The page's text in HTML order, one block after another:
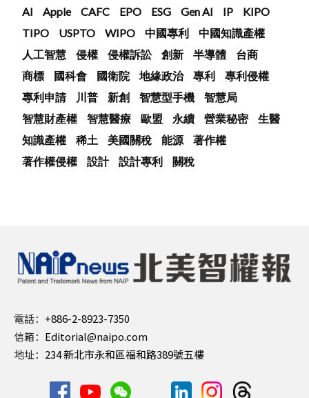
AI Apple CAFC EPO ESG Gen AI IP
KIPO
TIPO
USPTO WIPO 中國專利
中國知識產權
人工智慧
侵權 侵權訴訟 創新 半導體
台商
商標
國科會 國衛院 地緣政治 專利
專利侵權
專利申請
川普 新創 智慧型手機
智慧局
智慧財產權
智慧醫療 歐盟 永續 營業秘密
生醫
知識產權
稀土 美國關稅 能源
著作權
著作權侵權
設計 設計專利 關稅
電話： +886-2-8923-7350
信箱： Editorial@naipo.com
地址： 234 新北市永和區福和路389號五樓